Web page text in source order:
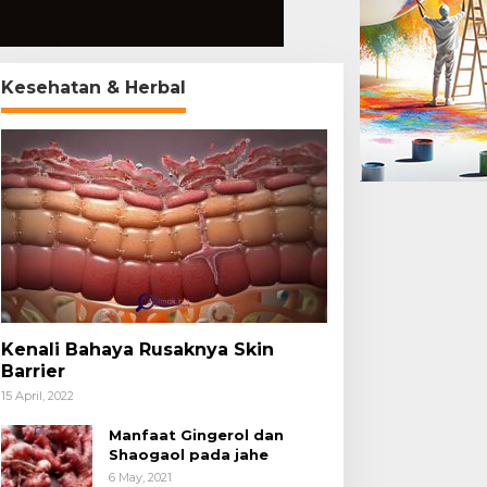
Kesehatan & Herbal
Kenali Bahaya Rusaknya Skin
Barrier
15 April, 2022
Manfaat Gingerol dan
Shaogaol pada jahe
6 May, 2021